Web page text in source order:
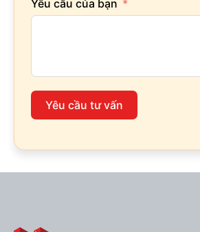
Yêu cầu của bạn
Yêu cầu tư vấn